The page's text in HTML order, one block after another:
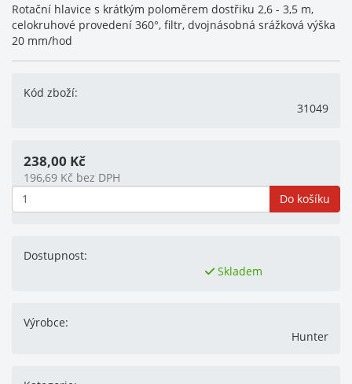
Rotační hlavice s krátkým poloměrem dostřiku 2,6 - 3,5 m,
celokruhové provedení 360°, filtr, dvojnásobná srážková výška
20 mm/hod
Kód zboží:
31049
238,00 Kč
196,69 Kč bez DPH
Do košíku
Dostupnost:
Skladem
Výrobce:
Hunter